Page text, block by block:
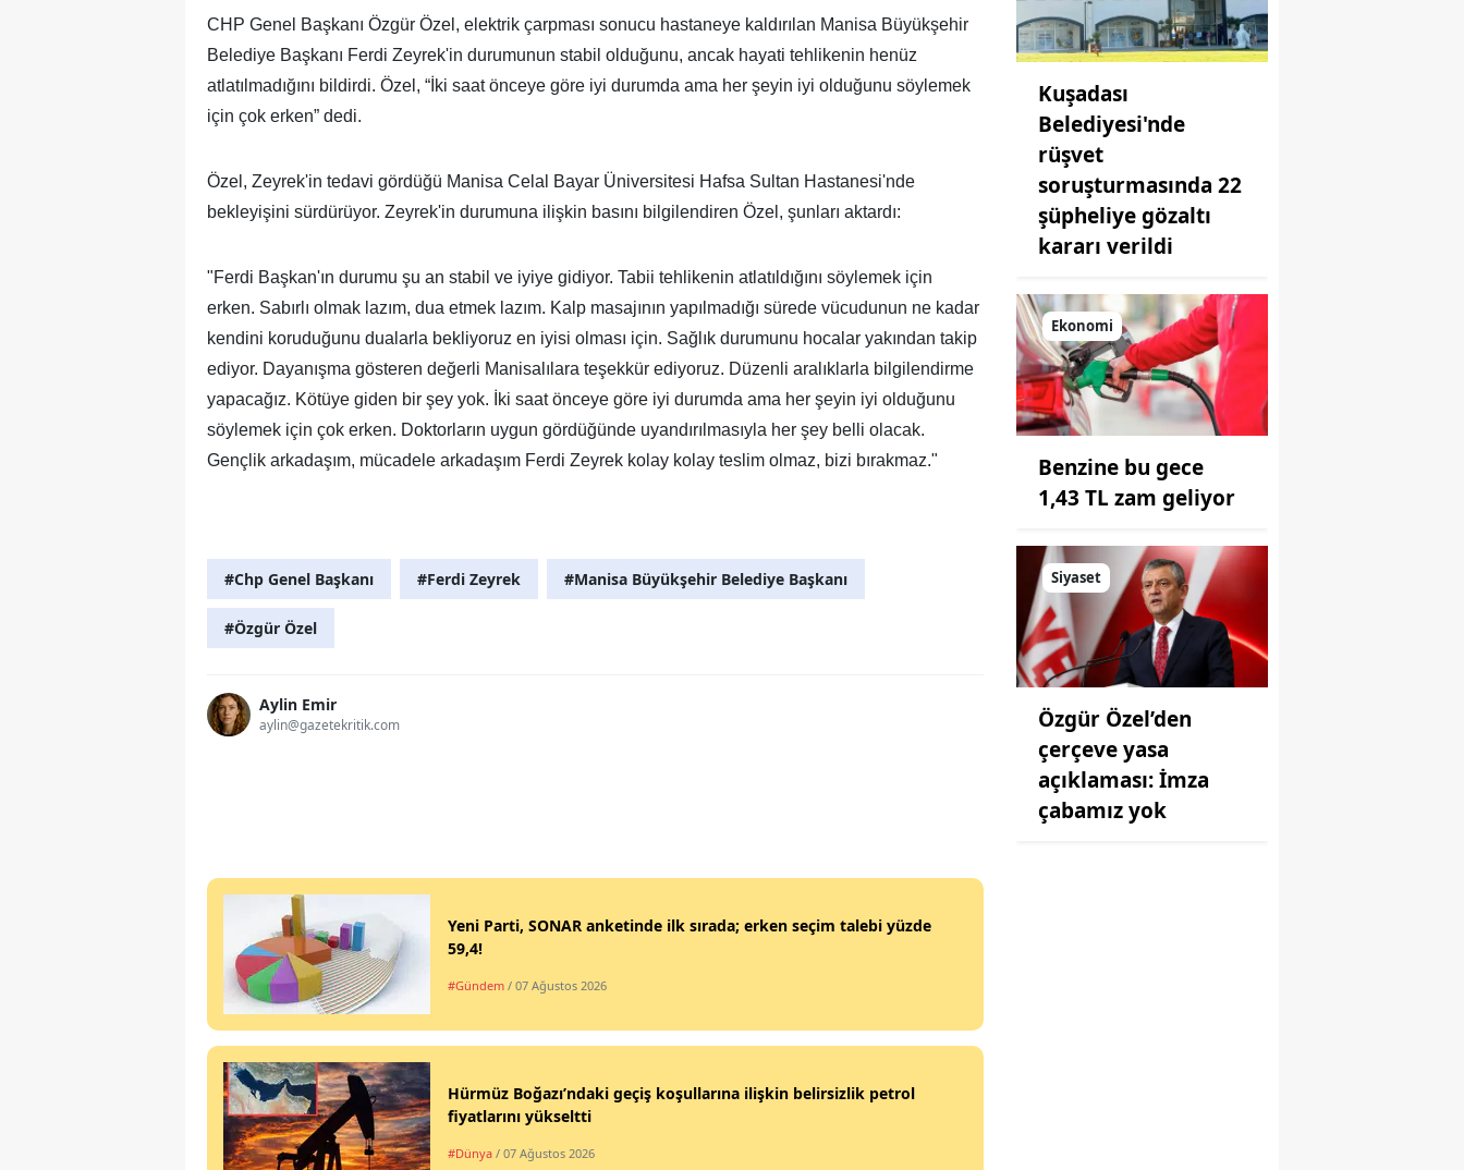
CHP Genel Başkanı Özgür Özel, elektrik çarpması sonucu hastaneye kaldırılan Manisa Büyükşehir
Belediye Başkanı Ferdi Zeyrek'in durumunun stabil olduğunu, ancak hayati tehlikenin henüz
atlatılmadığını bildirdi. Özel, “İki saat önceye göre iyi durumda ama her şeyin iyi olduğunu söylemek
için çok erken” dedi.
Özel, Zeyrek'in tedavi gördüğü Manisa Celal Bayar Üniversitesi Hafsa Sultan Hastanesi'nde
bekleyişini sürdürüyor. Zeyrek'in durumuna ilişkin basını bilgilendiren Özel, şunları aktardı:
"Ferdi Başkan'ın durumu şu an stabil ve iyiye gidiyor. Tabii tehlikenin atlatıldığını söylemek için
erken. Sabırlı olmak lazım, dua etmek lazım. Kalp masajının yapılmadığı sürede vücudunun ne kadar
kendini koruduğunu dualarla bekliyoruz en iyisi olması için. Sağlık durumunu hocalar yakından takip
ediyor. Dayanışma gösteren değerli Manisalılara teşekkür ediyoruz. Düzenli aralıklarla bilgilendirme
yapacağız. Kötüye giden bir şey yok. İki saat önceye göre iyi durumda ama her şeyin iyi olduğunu
söylemek için çok erken. Doktorların uygun gördüğünde uyandırılmasıyla her şey belli olacak.
Gençlik arkadaşım, mücadele arkadaşım Ferdi Zeyrek kolay kolay teslim olmaz, bizi bırakmaz."
#Chp Genel Başkanı #Ferdi Zeyrek #Manisa Büyükşehir Belediye Başkanı
#Özgür Özel
Aylin Emir
aylin@gazetekritik.com
Yeni Parti, SONAR anketinde ilk sırada; erken seçim talebi yüzde
59,4!
#Gündem / 07 Ağustos 2026
Hürmüz Boğazı’ndaki geçiş koşullarına ilişkin belirsizlik petrol
fiyatlarını yükseltti
#Dünya / 07 Ağustos 2026
Kuşadası
Belediyesi'nde
rüşvet
soruşturmasında 22
şüpheliye gözaltı
kararı verildi
Ekonomi
Benzine bu gece
1,43 TL zam geliyor
Siyaset
Özgür Özel’den
çerçeve yasa
açıklaması: İmza
çabamız yok